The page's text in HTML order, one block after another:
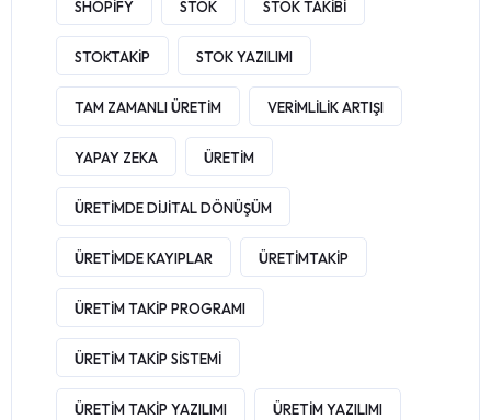
SHOPIFY STOK STOK TAKIBI
STOKTAKIP STOK YAZILIMI
TAM ZAMANLI ÜRETIM VERIMLILIK ARTIŞI
YAPAY ZEKA ÜRETIM
ÜRETIMDE DIJITAL DÖNÜŞÜM
ÜRETIMDE KAYIPLAR ÜRETIMTAKIP
ÜRETIM TAKIP PROGRAMI
ÜRETIM TAKIP SISTEMI
ÜRETIM TAKIP YAZILIMI ÜRETIM YAZILIMI